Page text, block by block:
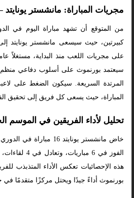
مجريات المباراة: مانشستر
من المتوقع أن تشهد مباراة اليوم في
كبيرتين، حيث سيسعى مانشستر يونايتد
على مجريات اللعب منذ البداية، مستغلاً
سيعتمد بورنموث على أسلوب دفاعي منظم
المرتدة السريعة. سيكون الضغط على
المباراة، حيث يسعى كل فريق إلى تحقيق
تحليل لأداء الفريقين في الموسم
خاض مانشستر يونايتد 16
هذه الإحصائيات تعكس الأداء المتذبذب
بورنموث أداءً جيدًا ويحتل مركزًا متقدمًا في